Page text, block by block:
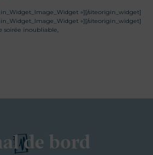
»][/siteorigin_widget]
»][/siteorigin_widget]
soirée inoubliable,
de bord